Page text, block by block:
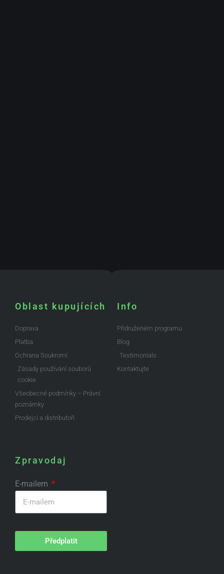
Oblast kupujících
Doprava
Platba
Ochrana Soukromí
Zásady používání souborů
cookie
Všeobecné podmínky – Právní
poznámky
Prodejci a distributoři
Info
Přidruženém programu
Blog
Testimonials
Kontaktujte
Zpravodaj
E-mailem
Předplatit